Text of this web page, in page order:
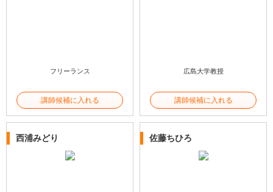
フリーランス
講師候補に入れる
広島大学教授
講師候補に入れる
西浦みどり 佐藤ちひろ